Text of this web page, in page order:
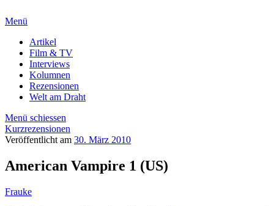
Menü
Artikel
Film & TV
Interviews
Kolumnen
Rezensionen
Welt am Draht
Menü schiessen
Kurzrezensionen
Veröffentlicht am 30. März 2010
American Vampire 1 (US)
Frauke